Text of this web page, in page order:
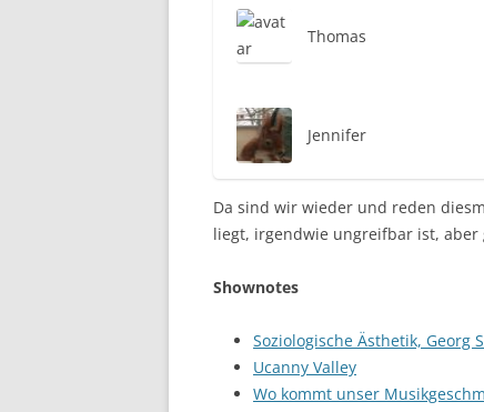
Thomas
Jennifer
Da sind wir wieder und reden
liegt, irgendwie ungreifbar ist, aber
Shownotes
Soziologische Ästhetik, Georg
Ucanny Valley
Wo kommt unser